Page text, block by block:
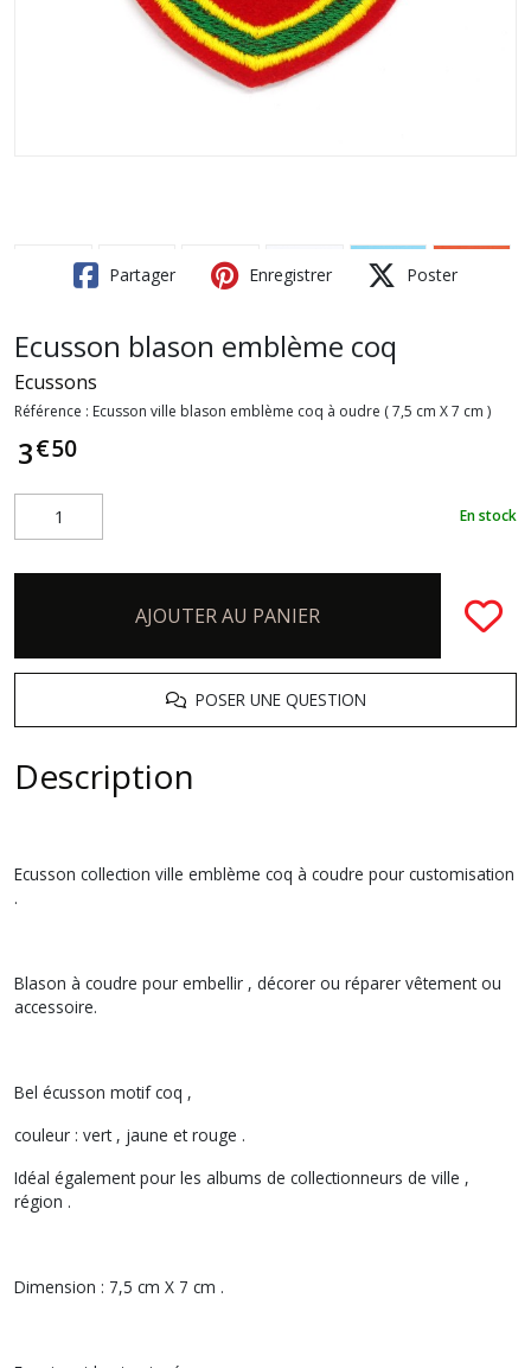
Partager Enregistrer Poster
Ecusson blason emblème coq
Ecussons
Référence : Ecusson ville blason emblème coq à oudre ( 7,5 cm X 7 cm )
3€50
En stock
AJOUTER AU PANIER
POSER UNE QUESTION
Description
Ecusson collection ville emblème coq à coudre pour customisation
.
Blason à coudre pour embellir , décorer ou réparer vêtement ou
accessoire.
Bel écusson motif coq ,
couleur : vert , jaune et rouge .
Idéal également pour les albums de collectionneurs de ville ,
région .
Dimension : 7,5 cm X 7 cm .